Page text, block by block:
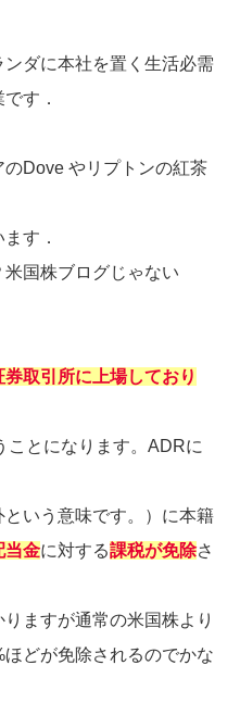
ダに本社を置く生活必需
す．
Dove やリプトンの紅茶
す．
国株ブログじゃない
取引所に上場しており
ことになります。ADRに
いう意味です。）に本籍
当金に対する課税が免除さ
ますが通常の米国株より
どが免除されるのでかな